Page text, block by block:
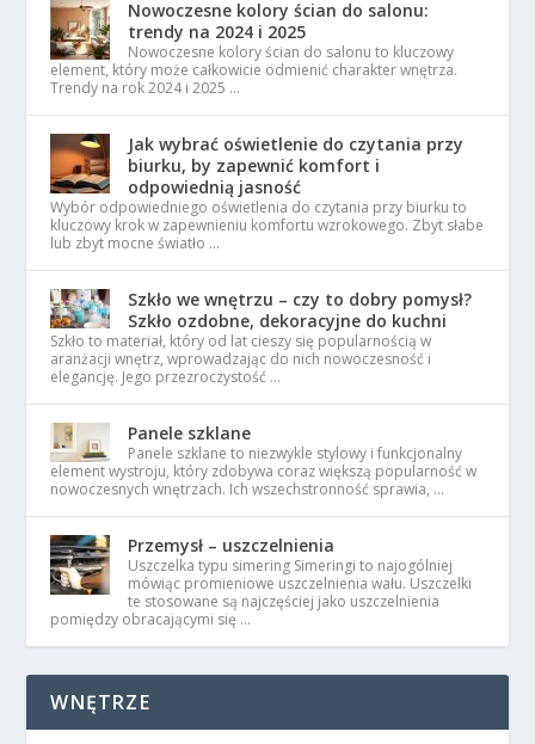
Nowoczesne kolory ścian do salonu:
trendy na 2024 i 2025
Nowoczesne kolory ścian do salonu to kluczowy
element, który może całkowicie odmienić charakter wnętrza.
Trendy na rok 2024 i 2025 …
Jak wybrać oświetlenie do czytania przy
biurku, by zapewnić komfort i
odpowiednią jasność
Wybór odpowiedniego oświetlenia do czytania przy biurku to
kluczowy krok w zapewnieniu komfortu wzrokowego. Zbyt słabe
lub zbyt mocne światło …
Szkło we wnętrzu – czy to dobry pomysł?
Szkło ozdobne, dekoracyjne do kuchni
Szkło to materiał, który od lat cieszy się popularnością w
aranżacji wnętrz, wprowadzając do nich nowoczesność i
elegancję. Jego przezroczystość …
Panele szklane
Panele szklane to niezwykle stylowy i funkcjonalny
element wystroju, który zdobywa coraz większą popularność w
nowoczesnych wnętrzach. Ich wszechstronność sprawia, …
Przemysł – uszczelnienia
Uszczelka typu simering Simeringi to najogólniej
mówiąc promieniowe uszczelnienia wału. Uszczelki
te stosowane są najczęściej jako uszczelnienia
pomiędzy obracającymi się …
WNĘTRZE